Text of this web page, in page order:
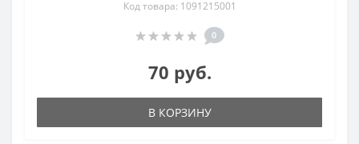
Код товара: 1091215001
0
70 руб.
В КОРЗИНУ